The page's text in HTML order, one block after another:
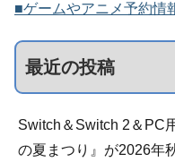
■ゲームやアニメ予約情
最近の投稿
Switch＆Switch 2＆PC
の夏まつり』が2026年